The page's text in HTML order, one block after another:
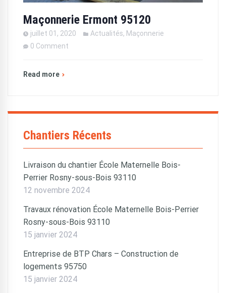
Maçonnerie Ermont 95120
juillet 01, 2020 Actualités, Maçonnerie
0 Comment
Read more
Chantiers Récents
Livraison du chantier École Maternelle Bois-
Perrier Rosny-sous-Bois 93110
12 novembre 2024
Travaux rénovation École Maternelle Bois-Perrier
Rosny-sous-Bois 93110
15 janvier 2024
Entreprise de BTP Chars – Construction de
logements 95750
15 janvier 2024